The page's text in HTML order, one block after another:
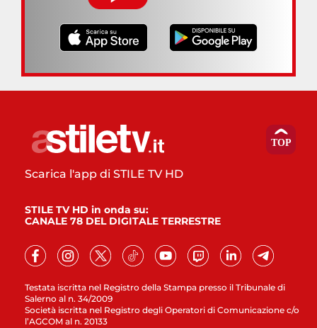
Testata iscritta nel Registro della Stampa presso il Tribunale di
Salerno al n. 34/2009
Società iscritta nel Registro degli Operatori di Comunicazione c/o
l’AGCOM al n. 20133
Scarica l'app di STILE TV HD
STILE TV HD in onda su:
CANALE 78 DEL DIGITALE TERRESTRE